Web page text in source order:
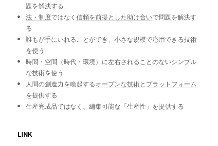
題を解決する
法・制度ではなく信頼を前提とした助け合いで問題を解決す
る
誰もが手にいれることができ、小さな規模で応用できる技術
を使う
時間・空間（時代・環境）に左右されることのないシンプル
な技術を使う
人間の創造力を喚起するオープンな技術と プラットフォーム
を提供する
生産完成品ではなく、編集可能な「生産性」を提供する
LINK